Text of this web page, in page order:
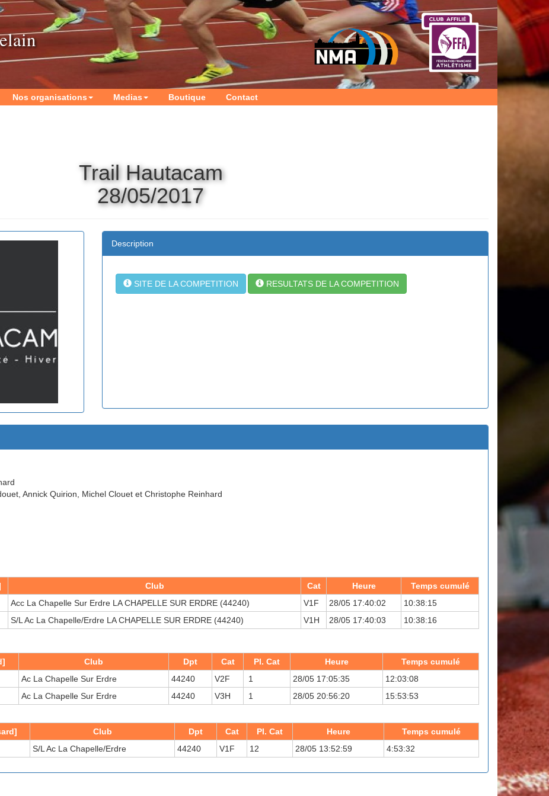
Nos organisations Medias Boutique Contact
Trail Hautacam
28/05/2017
Description
SITE DE LA COMPETITION RESULTATS DE LA COMPETITION
Annick Quirion, Michel Clouet et Christophe Reinhard
Club Cat Heure
Temps cumulé
Acc La Chapelle Sur Erdre LA CHAPELLE SUR ERDRE (44240) V1F 28/05 17:40:02
10:38:15
S/L Ac La Chapelle/Erdre LA CHAPELLE SUR ERDRE (44240) V1H 28/05 17:40:03 10:38:16
Club Dpt Cat Pl. Cat Heure
Temps cumulé
Ac La Chapelle Sur Erdre 44240 V2F 1 28/05 17:05:35
12:03:08
Ac La Chapelle Sur Erdre 44240 V3H 1 28/05 20:56:20
15:53:53
Club Dpt Cat Pl. Cat Heure
Temps cumulé
S/L Ac La Chapelle/Erdre 44240 V1F 12 28/05 13:52:59 4:53:32